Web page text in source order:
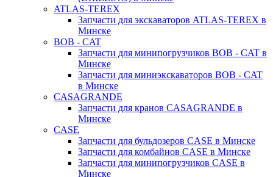
ATLAS-TEREX
Запчасти для экскаваторов ATLAS-TEREX в
Минске
BOB - CAT
Запчасти для минипогрузчиков BOB - CAT в
Минске
Запчасти для миниэкскаваторов BOB - CAT
в Минске
CASAGRANDE
Запчасти для кранов CASAGRANDE в
Минске
CASE
Запчасти для бульдозеров CASE в Минске
Запчасти для комбайнов CASE в Минске
Запчасти для минипогрузчиков CASE в
Минске